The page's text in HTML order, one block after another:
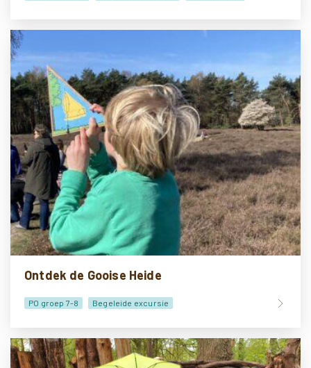
Ontdek de Gooise Heide
PO groep 7-8 Begeleide excursie